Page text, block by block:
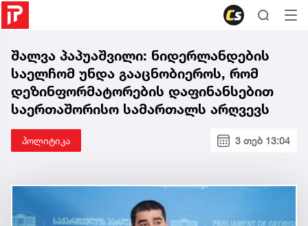
შალვა პაპუაშვილი: ნიდერლანდების
საელჩომ უნდა გააცნობიეროს, რომ
დეზინფორმატორების დაფინანსებით
საერთაშორისო სამართალს არღვევს
პოლიტიკა 3 თებ 13:04